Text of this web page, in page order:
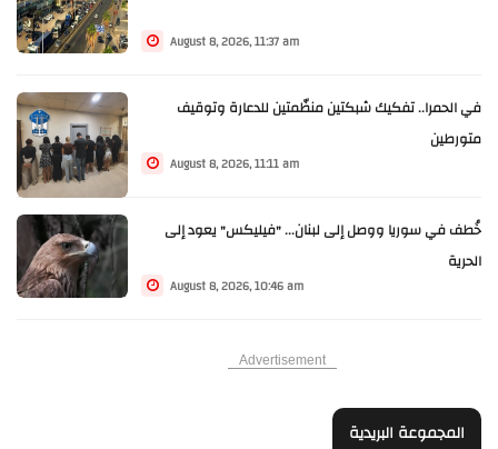
August 8, 2026, 11:37 am
في الحمرا.. تفكيك شبكتين منظّمتين للدعارة وتوقيف
متورطين
August 8, 2026, 11:11 am
خُطف في سوريا ووصل إلى لبنان... "فيليكس" يعود إلى
الحرية
August 8, 2026, 10:46 am
Advertisement
المجموعة البريدية